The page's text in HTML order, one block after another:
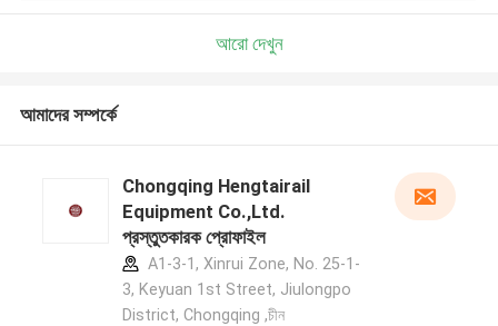
আরো দেখুন
আমাদের সম্পর্কে
Chongqing Hengtairail
Equipment Co.,Ltd.
প্রস্তুতকারক প্রোফাইল
A1-3-1, Xinrui Zone, No. 25-1-
3, Keyuan 1st Street, Jiulongpo
District, Chongqing ,চীন